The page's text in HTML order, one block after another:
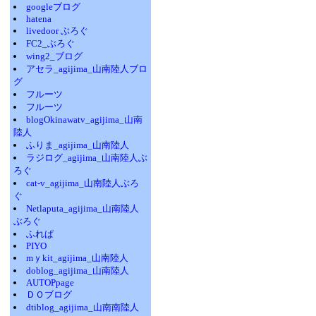
googleブログ
hatena
livedoor ぶろぐ
FC2_ぶろぐ
wing2_ブログ
アセラ_agijima_山南陸人ブロ
グ
フルーツ
フルーツ
blogOkinawatv_agijima_山南
陸人
ふりま_agijima_山南陸人
ラジログ_agijima_山南陸人ぶ
ろぐ
cat-v_agijima_山南陸人ぶろ
ぐ
Netlaputa_agijima_山南陸人
ぶろぐ
ふれぱ
PIYO
mｙkit_agijima_山南陸人
doblog_agijima_山南陸人
AUTOPpage
ＤＯブログ
dtiblog_agijima_山南南陸人